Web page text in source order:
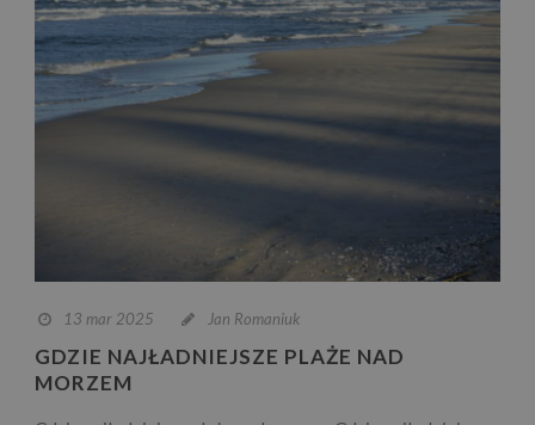
13 mar 2025 Jan Romaniuk
GDZIE NAJŁADNIEJSZE PLAŻE NAD
MORZEM